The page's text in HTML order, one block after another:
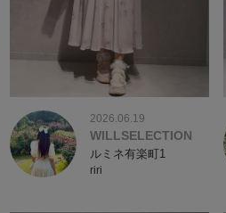
2026.06.19
WILLSELECTION
ルミネ有楽町1
riri